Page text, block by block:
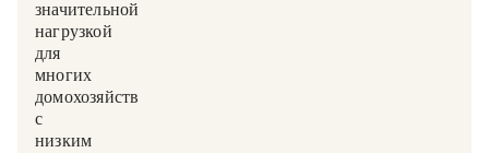
значительной
нагрузкой
для
многих
домохозяйств
с
низким